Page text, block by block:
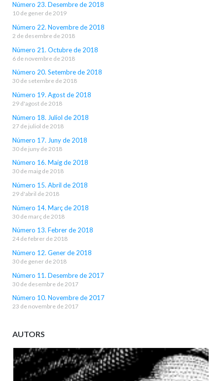
Número 23. Desembre de 2018
10 de gener de 2019
Número 22. Novembre de 2018
2 de desembre de 2018
Número 21. Octubre de 2018
6 de novembre de 2018
Número 20. Setembre de 2018
30 de setembre de 2018
Número 19. Agost de 2018
29 d'agost de 2018
Número 18. Juliol de 2018
27 de juliol de 2018
Número 17. Juny de 2018
30 de juny de 2018
Número 16. Maig de 2018
30 de maig de 2018
Número 15. Abril de 2018
29 d'abril de 2018
Número 14. Març de 2018
30 de març de 2018
Número 13. Febrer de 2018
24 de febrer de 2018
Número 12. Gener de 2018
30 de gener de 2018
Número 11. Desembre de 2017
30 de desembre de 2017
Número 10. Novembre de 2017
23 de novembre de 2017
AUTORS